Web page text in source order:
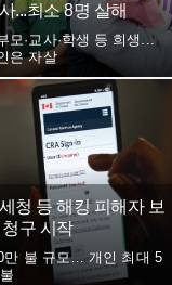
...최소 8명 살해
모·교사·학생 등 희생...
은 자살
청 등 해킹 피해자 보
구 시작
만 불 규모… 개인 최대 5